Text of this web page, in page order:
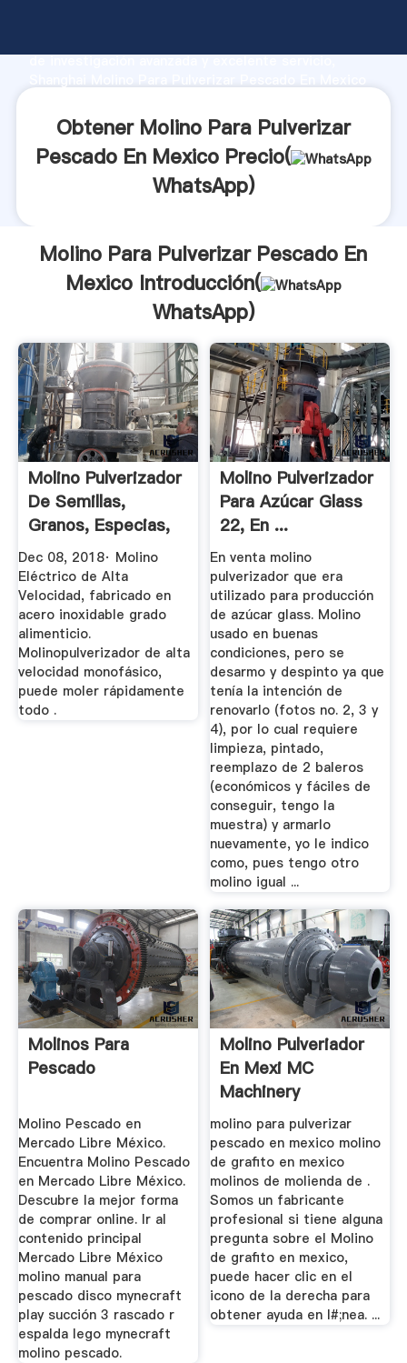
de investigación avanzada y excelente servicio,
clientes.Obtener Molino Para Pulverizar
Pescado En Mexico Precio(
WhatsApp)
Molino Para Pulverizar Pescado En
Mexico Introducción(
WhatsApp)
Molino Pulverizador
De Semillas,
Granos, Especias,
Chiles ...
Dec 08, 2018· Molino
Eléctrico de Alta
Velocidad, fabricado en
acero inoxidable grado
alimenticio.
Molinopulverizador de alta
velocidad monofásico,
puede moler rápidamente
todo .
Molino Pulverizador
Para Azúcar Glass
22, En ...
En venta molino
pulverizador que era
utilizado para producción
de azúcar glass. Molino
usado en buenas
condiciones, pero se
desarmo y despinto ya que
tenía la intención de
renovarlo (fotos no. 2, 3 y
4), por lo cual requiere
limpieza, pintado,
reemplazo de 2 baleros
(económicos y fáciles de
conseguir, tengo la
muestra) y armarlo
nuevamente, yo le indico
como, pues tengo otro
molino igual ...
Molinos Para
Pescado
Molino Pescado en
Mercado Libre México.
Encuentra Molino Pescado
en Mercado Libre México.
Descubre la mejor forma
de comprar online. Ir al
contenido principal
Mercado Libre México
molino manual para
pescado disco mynecraft
play succión 3 rascado r
espalda lego mynecraft
molino pescado.
Molino Pulveriador
En Mexi MC
Machinery
molino para pulverizar
pescado en mexico molino
de grafito en mexico
molinos de molienda de .
Somos un fabricante
profesional si tiene alguna
pregunta sobre el Molino
de grafito en mexico,
puede hacer clic en el
icono de la derecha para
obtener ayuda en l#;nea. ...